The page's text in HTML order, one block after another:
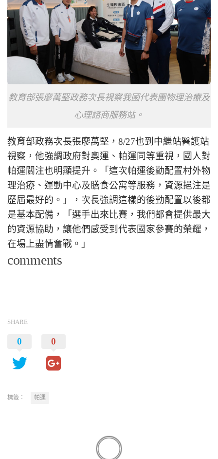
教育部張廖萬堅政務次長視察我國代表團物理治療及
心理諮商服務站。
教育部政務次長張廖萬堅，8/27也到中繼站醫護站
視察，他強調政府對奧運、帕運同等重視，國人對
帕運關注也明顯提升。「這次帕運後勤配置村外物
理治療、運動中心及膳食公寓等服務，資源挹注是
歷屆最好的。」，次長強調這樣的後勤配置以後都
是基本配備，「選手出來比賽，我們都會提供最大
的資源協助，讓他們感受到代表國家參賽的榮耀，
在場上盡情奮戰。」
comments
SHARE
0 0
標籤： 帕運